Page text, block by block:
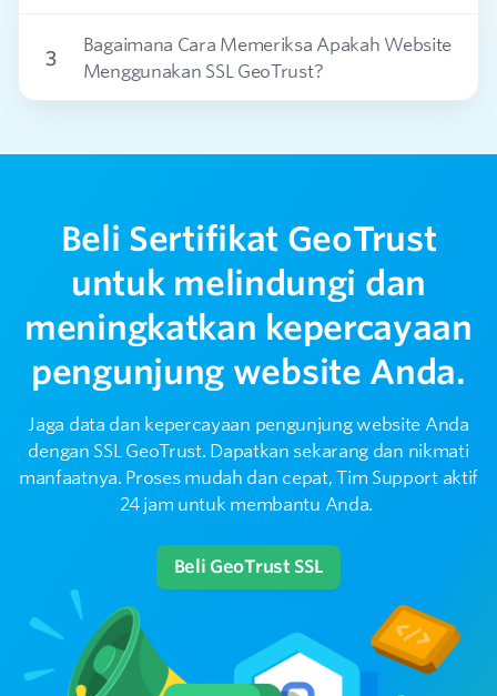
3
Bagaimana Cara Memeriksa Apakah Website
Menggunakan SSL GeoTrust?
Serangan Malware?
Apakah SSL GeoTrust Mempengaruhi
Kecepatan Website?
6
Apakah Ada Perbedaan Antara SSL GeoTrust
dan Sertifikat SSL Lainnya?
7
Menginstal SSL GeoTrust?
Apa yang Harus Dilakukan Jika Sertifikat SSL
GeoTrust Kadaluarsa?
Beli Sertifikat GeoTrust
untuk melindungi dan
meningkatkan kepercayaan
pengunjung website Anda.
Jaga data dan kepercayaan pengunjung website Anda
dengan SSL GeoTrust. Dapatkan sekarang dan nikmati
manfaatnya. Proses mudah dan cepat, Tim Support aktif
24 jam untuk membantu Anda.
Beli GeoTrust SSL